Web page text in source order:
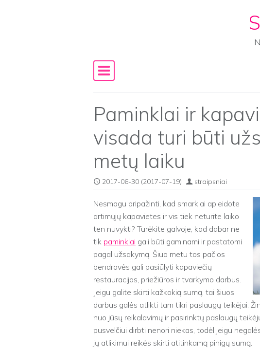
Main Navigation
Paminklai ir
visada turi būti
metų laiku
2017-06-30 (2017-07-19) straipsniai
Nesmagu pripažinti, kad smarkiai apleidote
artimųjų kapavietes ir vis tiek neturite laiko
ten nuvykti? Turėkite galvoje, kad dabar ne
tik paminklai gali būti gaminami ir pastatomi
pagal užsakymą. Šiuo metu tos pačios
bendrovės gali pasiūlyti kapaviečių
restauracijos, priežiūros ir tvarkymo darbus.
Jeigu galite skirti kažkokią sumą, tai šiuos
darbus galės atlikti tam tikri paslaugų teikėjai.
nuo jūsų reikalavimų ir pasirinktų paslaugų
pusvelčiui dirbti nenori niekas, todėl jeigu
jų atlikimui reikės skirti atitinkamą pinigų sumą.